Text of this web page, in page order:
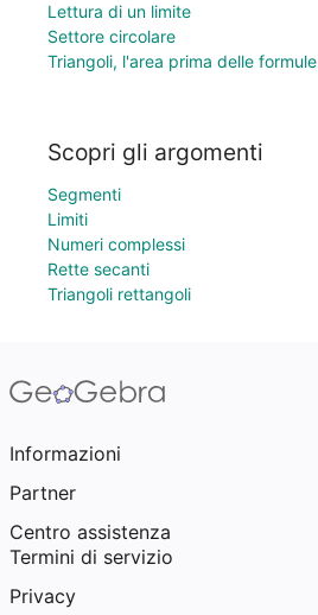
Lettura di un limite
Settore circolare
Triangoli, l'area prima delle formule
Scopri gli argomenti
Segmenti
Limiti
Numeri complessi
Rette secanti
Triangoli rettangoli
Informazioni
Partner
Centro assistenza
Termini di servizio
Privacy